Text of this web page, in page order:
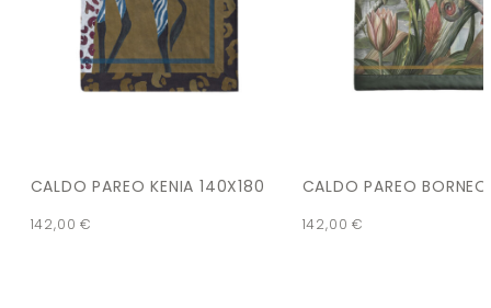
CALDO PAREO KENIA 140X180
142,00€
CALDO PAREO
142,00€